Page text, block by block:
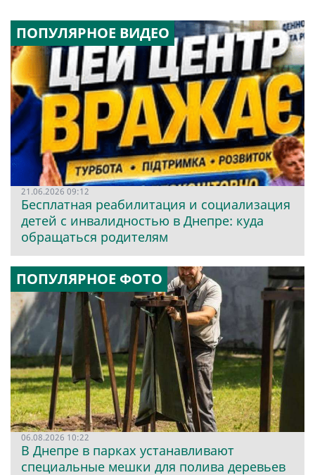
ПОПУЛЯРНОЕ ВИДЕО
21.06.2026 09:12
Бесплатная реабилитация и социализация
детей с инвалидностью в Днепре: куда
обращаться родителям
ПОПУЛЯРНОЕ ФОТО
06.08.2026 10:22
В Днепре в парках устанавливают
специальные мешки для полива деревьев